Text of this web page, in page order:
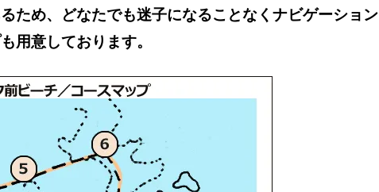
ため、どなたでも迷子になることなくナビゲーション
用意しております。​